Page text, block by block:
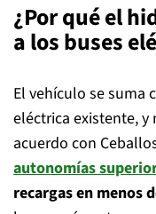
¿Por qué el
a los buses
El vehículo se suma
eléctrica existente, y
acuerdo con
autonomías
recargas en menos